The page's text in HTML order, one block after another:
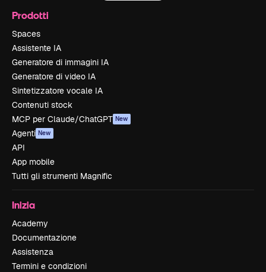
Prodotti
Spaces
Assistente IA
Generatore di immagini IA
Generatore di video IA
Sintetizzatore vocale IA
Contenuti stock
MCP per Claude/ChatGPT New
Agenti New
API
App mobile
Tutti gli strumenti Magnific
Inizia
Academy
Documentazione
Assistenza
Termini e condizioni